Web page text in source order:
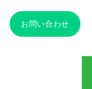
お問い合わせ